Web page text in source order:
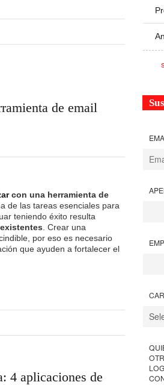
de email
con una herramienta de
de las tareas esenciales para
teniendo éxito resulta
. Crear una
por eso es necesario
que ayuden a fortalecer el
4 aplicaciones de